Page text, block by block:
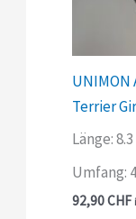
UNIMON
Terrier
Länge:
Umfang:
92,90CHF